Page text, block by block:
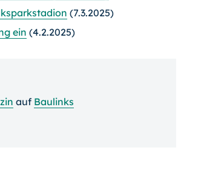
(7.3.2025)
ein (4.2.2025)
auf Baulinks